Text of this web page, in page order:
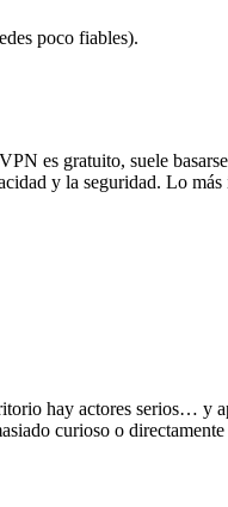
poco fiables).
es gratuito, suele
y la seguridad. Lo
hay actores serios… y
curioso o